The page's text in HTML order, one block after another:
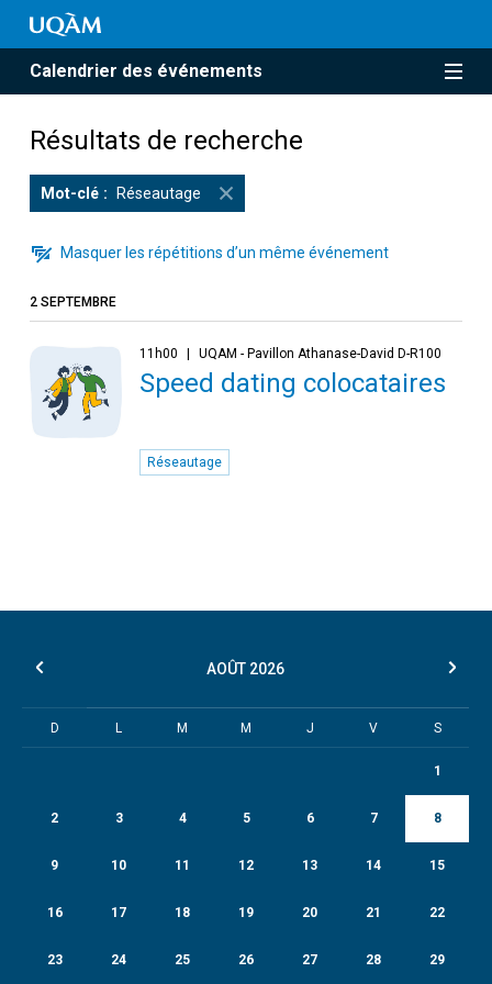
Calendrier des événements
Résultats de recherche
Mot-clé Réseautage
Masquer les répétitions d’un même événement
2 SEPTEMBRE
11h00 UQAM - Pavillon Athanase-David D-R100
Speed dating colocataires
Réseautage
AOÛT 2026
D L M M J V S
1
2 3 4 5 6 7 8
9 10 11 12 13 14 15
16 17 18 19 20 21 22
23 24 25 26 27 28 29